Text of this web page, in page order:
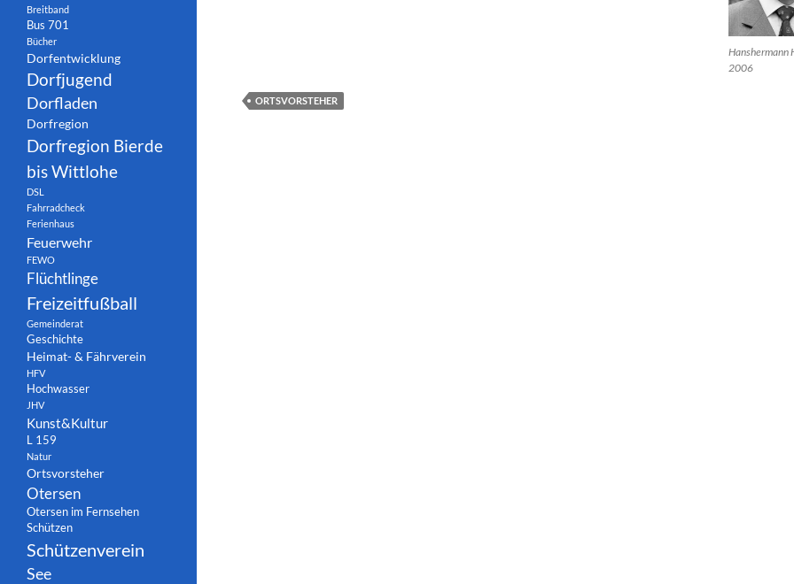
Hanshermann
2006
ORTSVORSTEHER
Breitband
Bus 701
Bücher
Dorfentwicklung
Dorfjugend
Dorfladen
Dorfregion
Dorfregion Bierde
bis Wittlohe
DSL
Fahrradcheck
Ferienhaus
Feuerwehr
FEWO
Flüchtlinge
Freizeitfußball
Gemeinderat
Geschichte
Heimat- & Fährverein
HFV
Hochwasser
JHV
Kunst&Kultur
L 159
Natur
Ortsvorsteher
Otersen
Otersen im Fernsehen
Schützen
Schützenverein
See